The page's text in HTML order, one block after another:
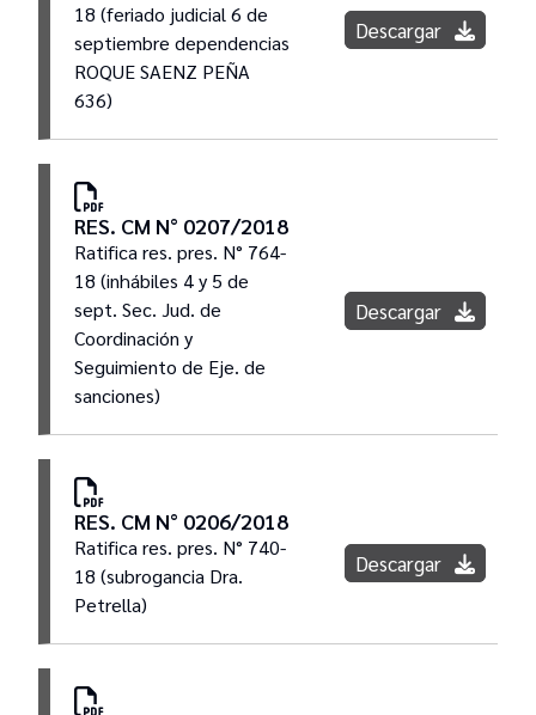
18 (feriado judicial 6 de
septiembre dependencias
ROQUE SAENZ PEÑA
636)
Descargar
RES. CM N° 0207/2018
Ratifica res. pres. N° 764-
18 (inhábiles 4 y 5 de
sept. Sec. Jud. de
Coordinación y
Seguimiento de Eje. de
sanciones)
Descargar
RES. CM N° 0206/2018
Ratifica res. pres. N° 740-
18 (subrogancia Dra.
Petrella)
Descargar